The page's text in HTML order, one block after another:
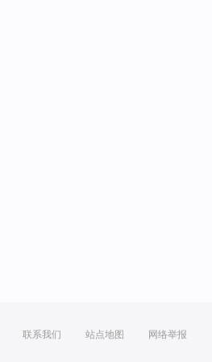
联系我们 站点地图 网络举报